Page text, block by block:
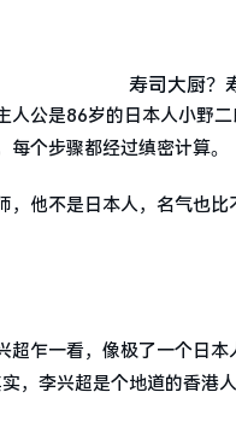
人公是86岁的日本人小野
个步骤都经过缜密计算。
，他不是日本人，名气也
超乍一看，像极了一个日
，李兴超是个地道的香港